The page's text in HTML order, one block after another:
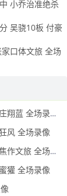
小乔治准绝杀
吴骁10板 付豪
口体文旅 全场
2026年01月02日 NBL常规赛 贵州猛龙 VS 石家庄翔蓝 全场录像
风 全场录像
2026年01月02日 NBL常规赛 盐南苏科雄狮 VS 焦作文旅 全场录像
獾 全场录像